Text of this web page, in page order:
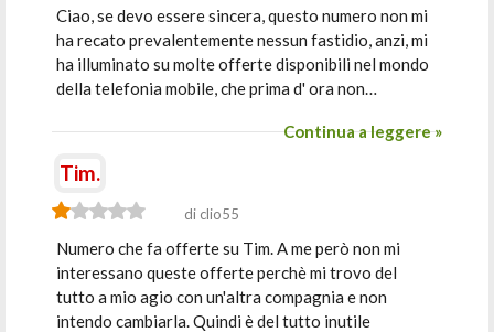
Ciao, se devo essere sincera, questo numero non mi
ha recato prevalentemente nessun fastidio, anzi, mi
ha illuminato su molte offerte disponibili nel mondo
della telefonia mobile, che prima d' ora non…
Continua a leggere »
Tim.
di clio55
Numero che fa offerte su Tim. A me però non mi
interessano queste offerte perchè mi trovo del
tutto a mio agio con un'altra compagnia e non
intendo cambiarla. Quindi è del tutto inutile